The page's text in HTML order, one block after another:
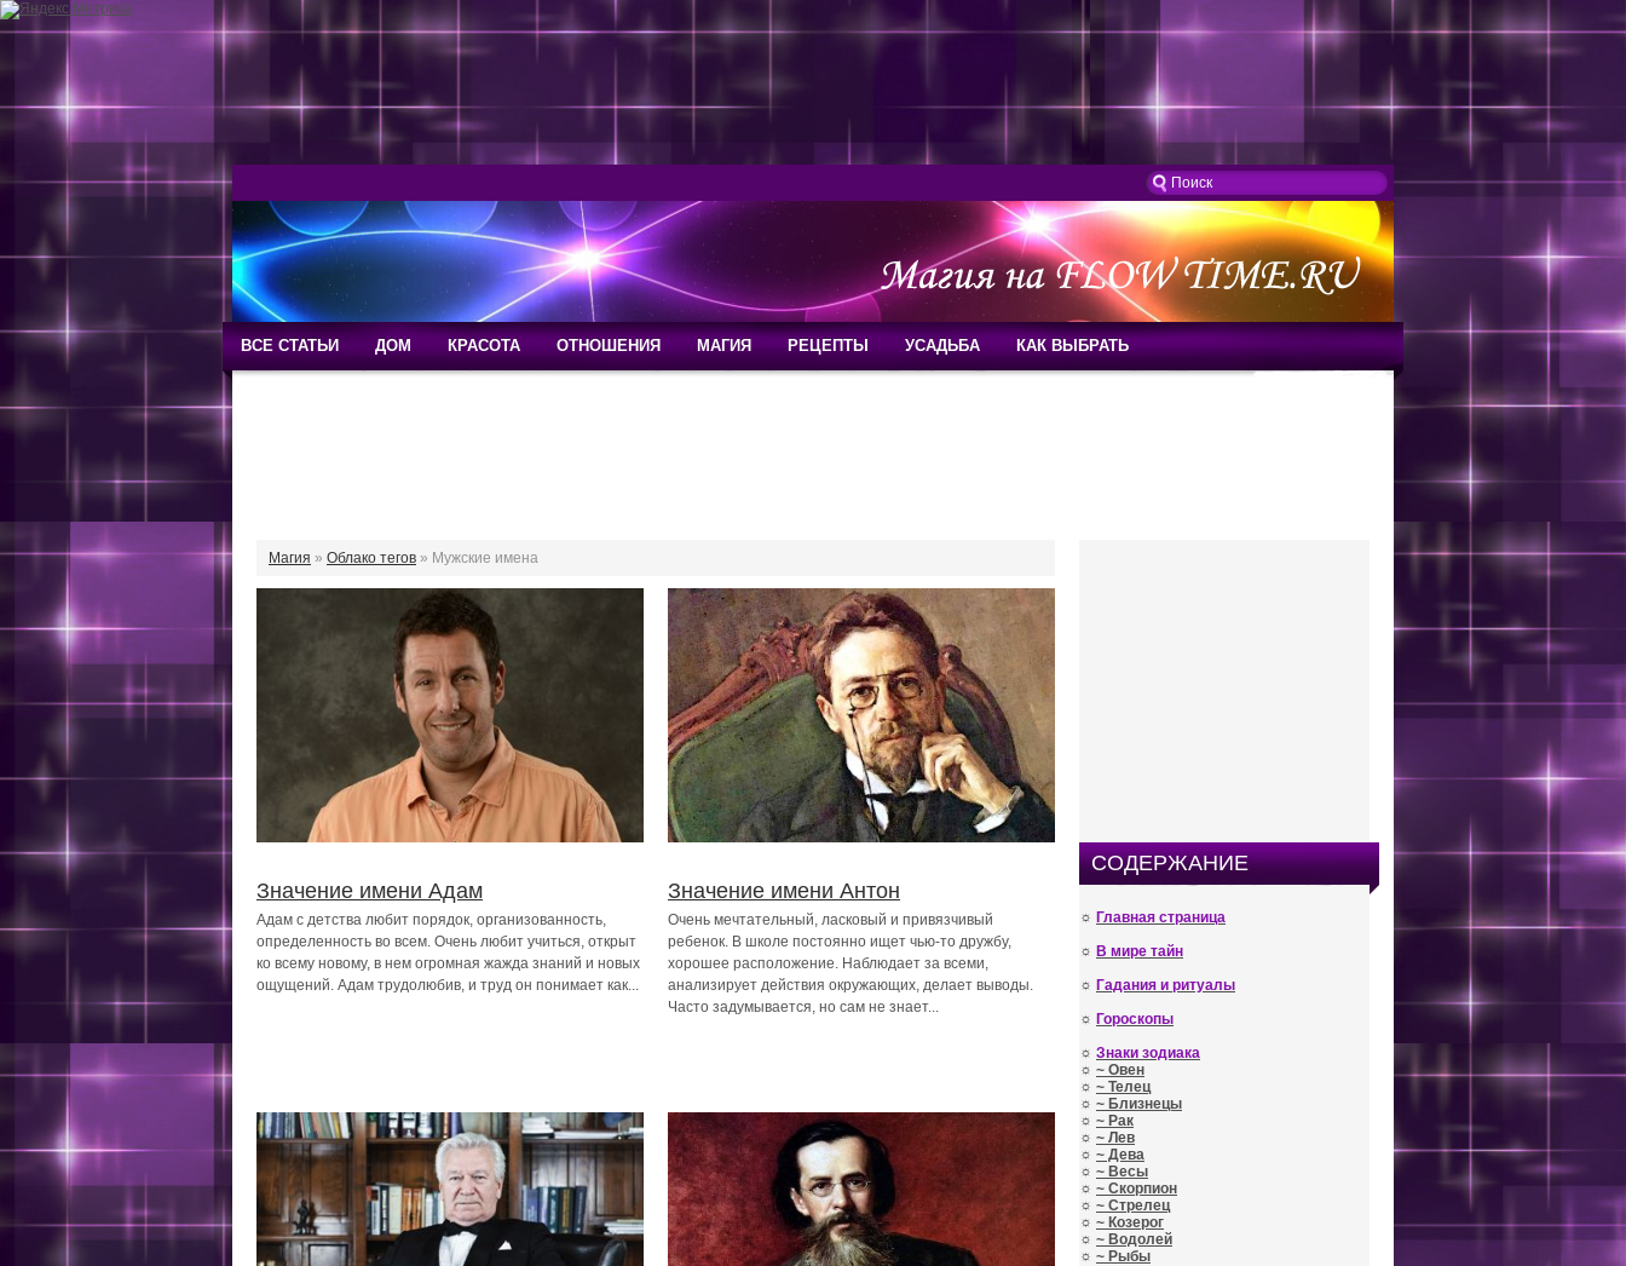
ВСЕ СТАТЬИ ДОМ КРАСОТА ОТНОШЕНИЯ МАГИЯ РЕЦЕПТЫ УСАДЬБА КАК ВЫБРАТЬ
Магия » Облако тегов » Мужские имена
Значение имени Адам
Адам с детства любит порядок, организованность,
определенность во всем. Очень любит учиться, открыт
ко всему новому, в нем огромная жажда знаний и новых
ощущений. Адам трудолюбив, и труд он понимает как...
Значение имени Антон
Очень мечтательный, ласковый и привязчивый
ребенок. В школе постоянно ищет чью-то дружбу,
хорошее расположение. Наблюдает за всеми,
анализирует действия окружающих, делает выводы.
Часто задумывается, но сам не знает...
СОДЕРЖАНИЕ
☼ Главная страница
☼ В мире тайн
☼ Гадания и ритуалы
☼ Гороскопы
☼ Знаки зодиака
☼ ~ Овен
☼ ~ Телец
☼ ~ Близнецы
☼ ~ Рак
☼ ~ Лев
☼ ~ Дева
☼ ~ Весы
☼ ~ Скорпион
☼ ~ Стрелец
☼ ~ Козерог
☼ ~ Водолей
☼ ~ Рыбы